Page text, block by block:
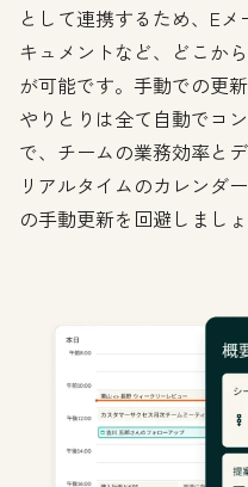
として連携するため、E
キュメントなど、どこか
が可能です。手動での更
やりとりは全て自動でコ
で、チームの業務効率と
リアルタイムのカレンダ
の手動更新を回避しましょ